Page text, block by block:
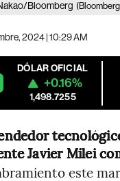
Bloomberg
2024 | 10:29 AM
DÓLAR OFICIAL
+0.16%
1,498.7255
Javier Milei
este